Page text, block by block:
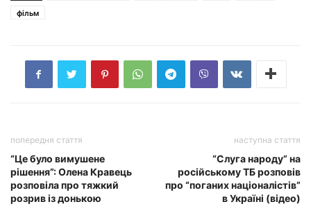
фільм
попередня стаття
“Це було вимушене
рішення”: Олена Кравець
розповіла про тяжкий
розрив із донькою
наступна стаття
“Слуга народу” на
російському ТБ розповів
про “поганих націоналістів”
в Україні (відео)